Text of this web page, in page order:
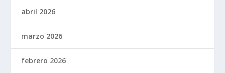
abril 2026
marzo 2026
febrero 2026